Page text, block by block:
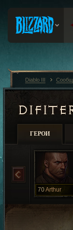
ГЕРОИ
70Arthur
Diablo III